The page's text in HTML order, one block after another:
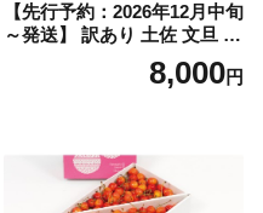
【先行予約：2026年12月中旬
～発送】 訳あり 土佐 文旦 8k
g (Mサイズ以上サイズミック
ス) 8000円 わけあり ぶんた
産 農家直送 期間限定 特産品
サイズミックス くらもとフ
ァーム 愛南町 愛媛県
8,000円